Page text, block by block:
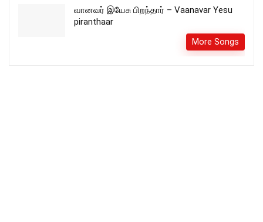
வானவர் இயேசு பிறந்தார் – Vaanavar Yesu
piranthaar
More Songs